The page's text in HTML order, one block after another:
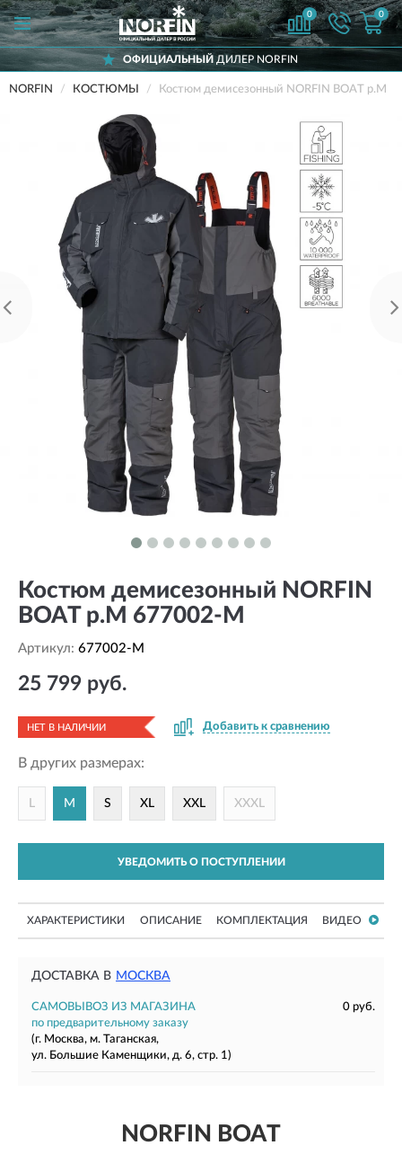
0 0
ОФИЦИАЛЬНЫЙДИЛЕР NORFIN
NORFIN КОСТЮМЫ Костюм демисезонный NORFIN BOAT р.M
Костюм демисезонный NORFIN
BOAT р.M 677002-M
Артикул: 677002-M
25 799 руб.
НЕТ В НАЛИЧИИ Добавить к сравнению
В других размерах:
L M S XL XXL XXXL
УВЕДОМИТЬ О ПОСТУПЛЕНИИ
ХАРАКТЕРИСТИКИ ОПИСАНИЕ КОМПЛЕКТАЦИЯ ВИДЕО
ДОСТАВКА В МОСКВА
САМОВЫВОЗ ИЗ МАГАЗИНА
0 руб.
по предварительному заказу
(г. Москва, м. Таганская,
ул. Большие Каменщики, д. 6, стр. 1)
NORFIN BOAT